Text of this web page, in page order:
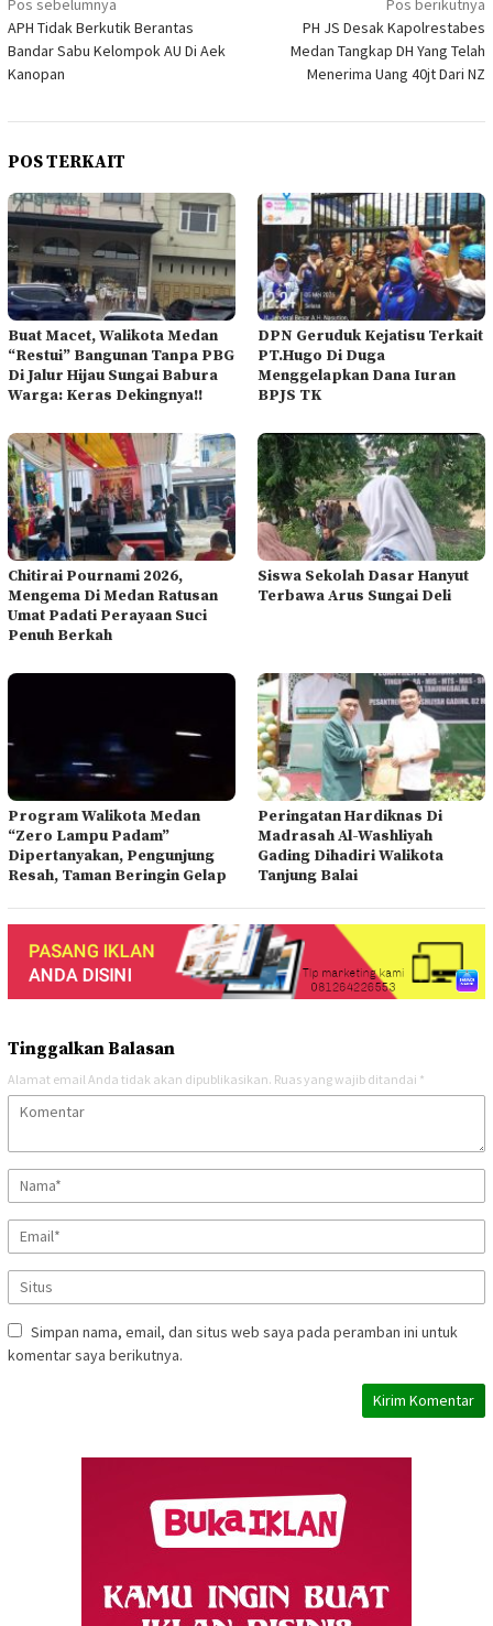
Navigasi
pos
Pos sebelumnya
APH Tidak Berkutik Berantas
Bandar Sabu Kelompok AU Di Aek
Kanopan
Pos berikutnya
PH JS Desak Kapolrestabes
Medan Tangkap DH Yang Telah
Menerima Uang 40jt Dari NZ
POS TERKAIT
Buat Macet, Walikota Medan
“Restui” Bangunan Tanpa PBG
Di Jalur Hijau Sungai Babura
Warga: Keras Dekingnya!!
DPN Geruduk Kejatisu Terkait
PT.Hugo Di Duga
Menggelapkan Dana Iuran
BPJS TK
Chitirai Pournami 2026,
Mengema Di Medan Ratusan
Umat Padati Perayaan Suci
Penuh Berkah
Siswa Sekolah Dasar Hanyut
Terbawa Arus Sungai Deli
Program Walikota Medan
“Zero Lampu Padam”
Dipertanyakan, Pengunjung
Resah, Taman Beringin Gelap
Peringatan Hardiknas Di
Madrasah Al-Washliyah
Gading Dihadiri Walikota
Tanjung Balai
Tinggalkan Balasan
Alamat email Anda tidak akan dipublikasikan. Ruas yang wajib ditandai *
Simpan nama, email, dan situs web saya pada peramban ini untuk
komentar saya berikutnya.